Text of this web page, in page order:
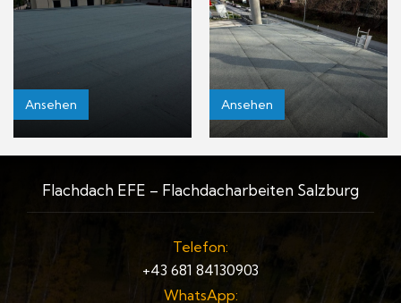
Ansehen Ansehen
Flachdach EFE – Flachdacharbeiten Salzburg
Telefon:
+43 681 84130903
WhatsApp: